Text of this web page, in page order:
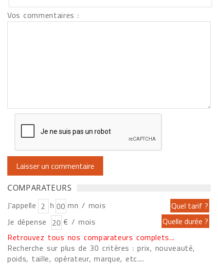
Vos commentaires :
COMPARATEURS
J'appelle h
mn / mois
Je dépense
€ / mois
Retrouvez tous nos comparateurs complets...
Recherche sur plus de 30 critères : prix, nouveauté,
poids, taille, opérateur, marque, etc....